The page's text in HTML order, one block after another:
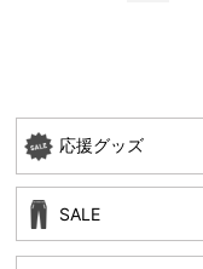
応援グッズ
SALE